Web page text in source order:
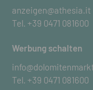
anzeigen@athesia.it
Tel. +39 0471 081600
Werbung schalten
Tel. +39 0471 081600